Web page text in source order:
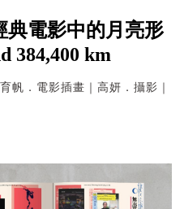
典電影中的月亮形
384,400 km
帆．電影插畫｜高妍．攝影｜